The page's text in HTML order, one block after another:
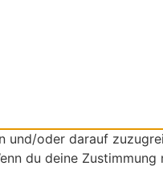
oder darauf
du deine